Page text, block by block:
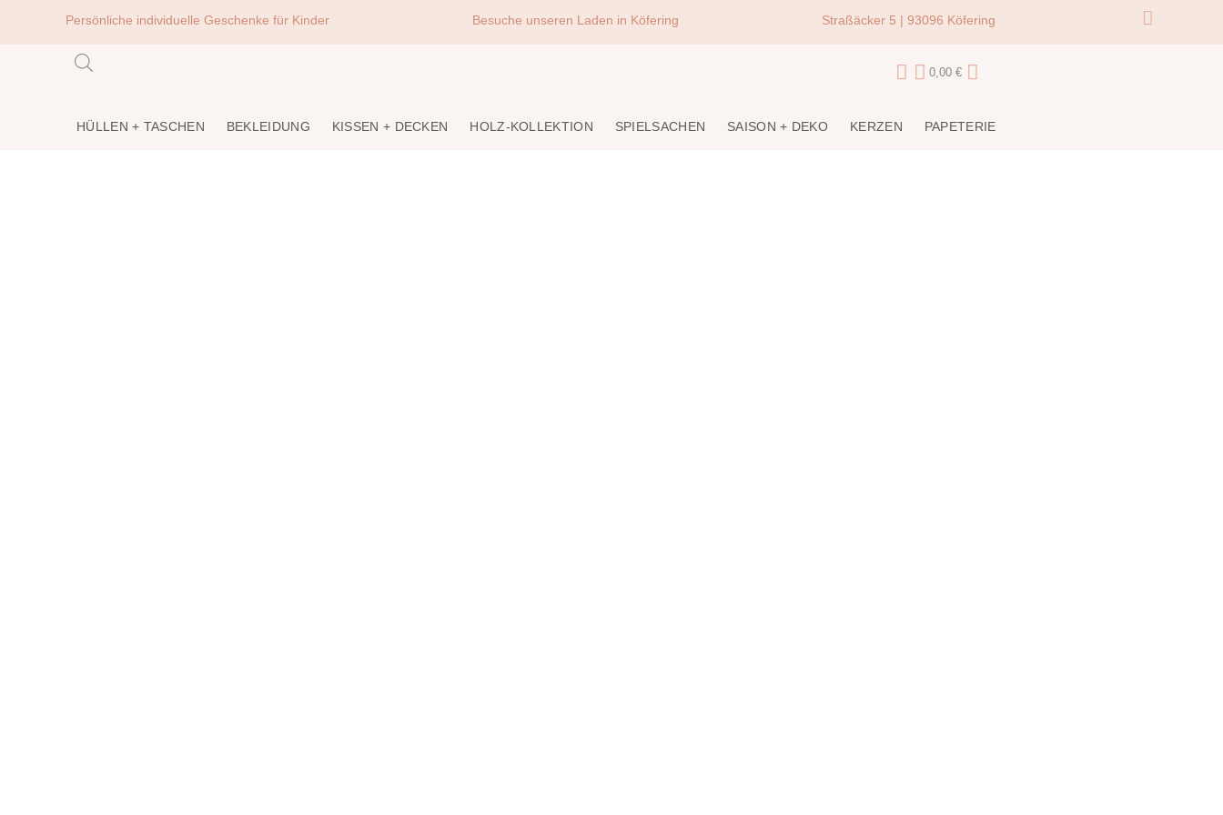
Persönliche individuelle Geschenke für Kinder Besuche unseren Laden in Köfering Straßäcker 5 | 93096 Köfering
0,00 €
HÜLLEN + TASCHEN BEKLEIDUNG KISSEN + DECKEN HOLZ-KOLLEKTION SPIELSACHEN SAISON + DEKO KERZEN PAPETERIE